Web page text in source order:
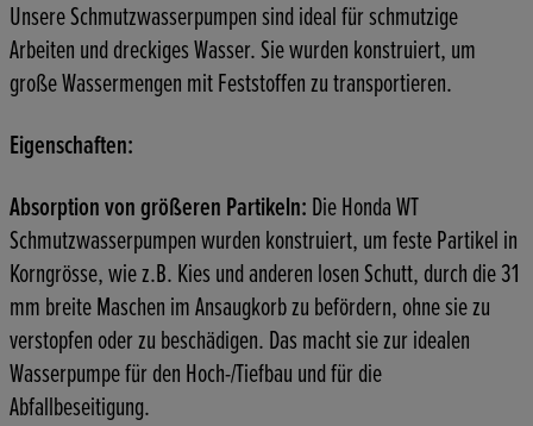
Unsere Schmutzwasserpumpen sind ideal für schmutzige
Arbeiten und dreckiges Wasser. Sie wurden konstruiert, um
große Wassermengen mit Feststoffen zu transportieren.
Eigenschaften:
Absorption von größeren Partikeln: Die Honda WT
Schmutzwasserpumpen wurden konstruiert, um feste Partikel in
Korngrösse, wie z.B. Kies und anderen losen Schutt, durch die 31
mm breite Maschen im Ansaugkorb zu befördern, ohne sie zu
verstopfen oder zu beschädigen. Das macht sie zur idealen
Wasserpumpe für den Hoch-/Tiefbau und für die
Abfallbeseitigung.